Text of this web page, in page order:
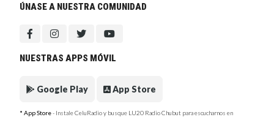
ÚNASE A NUESTRA COMUNIDAD
NUESTRAS APPS MÓVIL
Google Play App Store
* App Store- Instale CeluRadio y busque LU20 Radio Chubut para escucharnos en